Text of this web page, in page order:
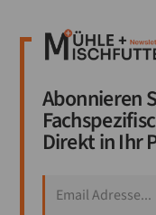
Abonnieren
Direkt in Ihr